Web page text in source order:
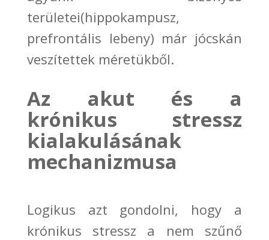
területei(hippokampusz,
prefrontális lebeny) már jócskán
veszítettek méretükből.
Az akut és a
krónikus stressz
kialakulásának
mechanizmusa
Logikus azt gondolni, hogy a
krónikus stressz a nem szűnő